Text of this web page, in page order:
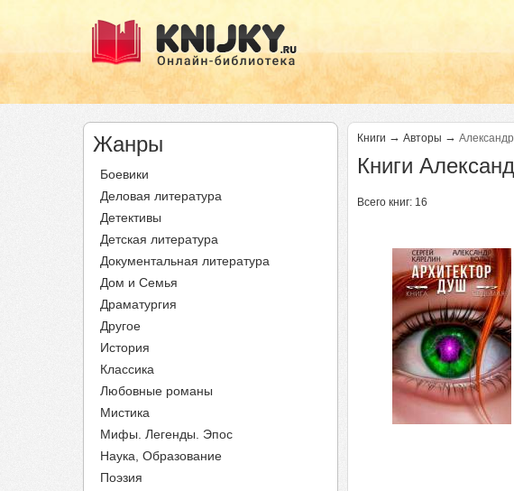
Жанры
Боевики
Деловая литература
Детективы
Детская литература
Документальная литература
Дом и Семья
Драматургия
Другое
История
Классика
Любовные романы
Мистика
Мифы. Легенды. Эпос
Наука, Образование
Поэзия
Книги → Авторы →
Книги
Всего книг: 16